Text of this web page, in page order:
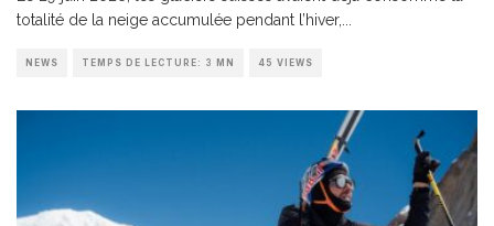
totalité de la neige accumulée pendant l’hiver,
NEWS TEMPS DE LECTURE: 3 MN 45 VIEWS